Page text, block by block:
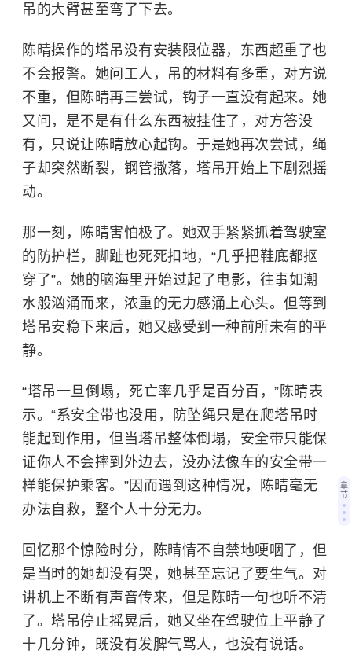
吊的大臂甚至弯了下去。
陈晴操作的塔吊没有安装限位器，东西超重了也
不会报警。她问工人，吊的材料有多重，对方说
不重，但陈晴再三尝试，钩子一直没有起来。她
又问，是不是有什么东西被挂住了，对方答没
有，只说让陈晴放心起钩。于是她再次尝试，绳
子却突然断裂，钢管撒落，塔吊开始上下剧烈摇
动。
那一刻，陈晴害怕极了。她双手紧紧抓着驾驶室
的防护栏，脚趾也死死扣地，“几乎把鞋底都抠
穿了”。她的脑海里开始过起了电影，往事如潮
水般汹涌而来，浓重的无力感涌上心头。但等到
塔吊安稳下来后，她又感受到一种前所未有的平
静。
“塔吊一旦倒塌，死亡率几乎是百分百，”陈晴表
示。“系安全带也没用，防坠绳只是在爬塔吊时
能起到作用，但当塔吊整体倒塌，安全带只能保
证你人不会摔到外边去，没办法像车的安全带一
样能保护乘客。”因而遇到这种情况，陈晴毫无
办法自救，整个人十分无力。
回忆那个惊险时分，陈晴情不自禁地哽咽了，但
是当时的她却没有哭，她甚至忘记了要生气。对
讲机上不断有声音传来，但是陈晴一句也听不清
了。塔吊停止摇晃后，她又坐在驾驶位上平静了
十几分钟，既没有发脾气骂人，也没有说话。
章
节